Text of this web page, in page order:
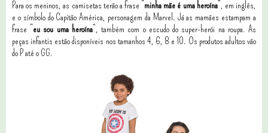
Para os meninos, as camisetas terão a frase “minha mãe é uma heroína”, em inglês,
e o símbolo do Capitão América, personagem da Marvel. Já as mamães estampam a
frase “eu sou uma heroína”, também com o escudo do super-herói na roupa. As
peças infantis estão disponíveis nos tamanhos 4, 6, 8 e 10. Os produtos adultos vão
do P até o GG.